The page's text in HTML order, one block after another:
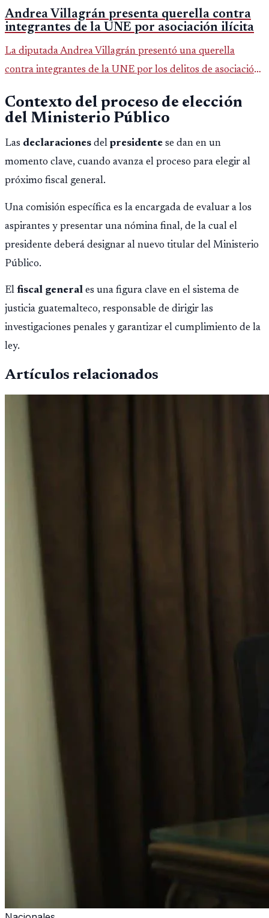
Andrea Villagrán presenta querella contra
integrantes de la UNE por asociación ilícita
La diputada Andrea Villagrán presentó una querella
contra integrantes de la UNE por los delitos de asociación
Contexto del proceso de elección
del Ministerio Público
Las declaraciones del presidente se dan en un
momento clave, cuando avanza el proceso para elegir al
próximo fiscal general.
Una comisión específica es la encargada de evaluar a los
aspirantes y presentar una nómina final, de la cual el
presidente deberá designar al nuevo titular del Ministerio
Público.
El fiscal general es una figura clave en el sistema de
justicia guatemalteco, responsable de dirigir las
investigaciones penales y garantizar el cumplimiento de la
ley.
Artículos relacionados